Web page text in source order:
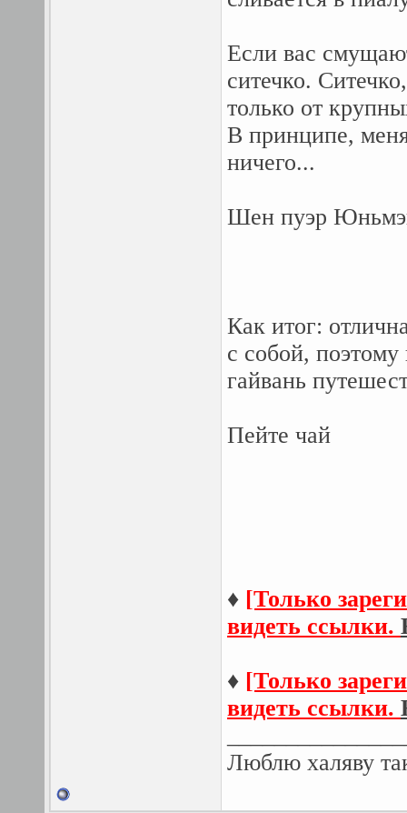
Если вас
ситечко.
только от
В принципе,
ничего...
Шен пуэр
Как итог:
с собой,
гайвань
Пейте чай
♦ [Только
видеть ссылки.
♦ [Только
видеть ссылки.
Люблю халяву